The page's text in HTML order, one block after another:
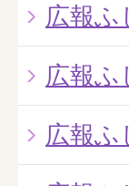
広報ふ
広報ふ
広報ふ